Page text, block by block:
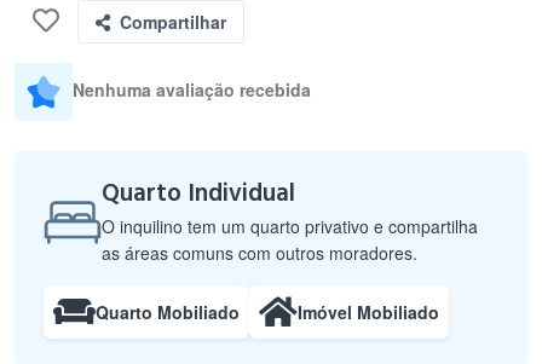
Compartilhar
Nenhuma avaliação recebida
Quarto Individual
O inquilino tem um quarto privativo e compartilha
as áreas comuns com outros moradores.
Quarto Mobiliado Imóvel Mobiliado